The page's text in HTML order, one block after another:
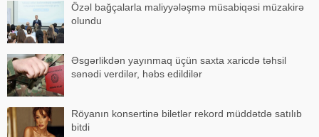
Özəl bağçalarla maliyyələşmə müsabiqəsi müzakirə
olundu
Əsgərlikdən yayınmaq üçün saxta xaricdə təhsil
sənədi verdilər, həbs edildilər
Röyanın konsertinə biletlər rekord müddətdə satılıb
bitdi